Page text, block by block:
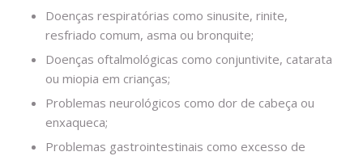
Doenças respiratórias como sinusite, rinite,
resfriado comum, asma ou bronquite;
Doenças oftalmológicas como conjuntivite, catarata
ou miopia em crianças;
Problemas neurológicos como dor de cabeça ou
enxaqueca;
Problemas gastrointestinais como excesso de